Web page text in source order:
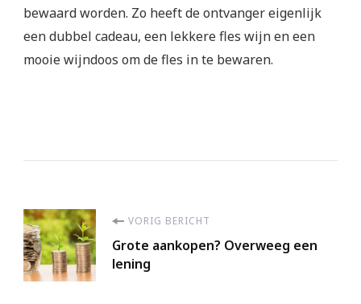
bewaard worden. Zo heeft de ontvanger eigenlijk
een dubbel cadeau, een lekkere fles wijn en een
mooie wijndoos om de fles in te bewaren.
Berichtnavigatie
VORIG BERICHT
Grote aankopen? Overweeg een
lening